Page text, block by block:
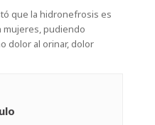
que la hidronefrosis es
mujeres, pudiendo
dolor al orinar, dolor